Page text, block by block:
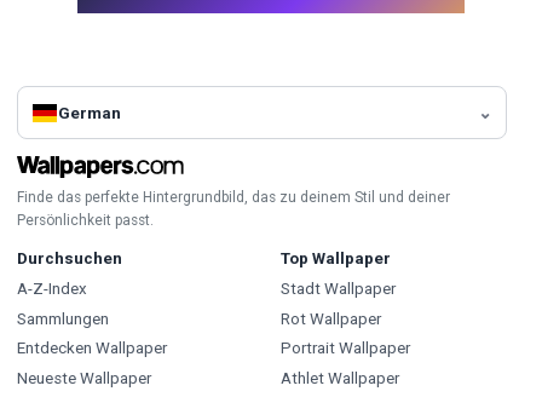
German
Finde das perfekte Hintergrundbild, das zu deinem Stil und deiner
Persönlichkeit passt.
Durchsuchen
A-Z-Index
Sammlungen
Entdecken Wallpaper
Neueste Wallpaper
Top Wallpaper
Stadt Wallpaper
Rot Wallpaper
Portrait Wallpaper
Athlet Wallpaper